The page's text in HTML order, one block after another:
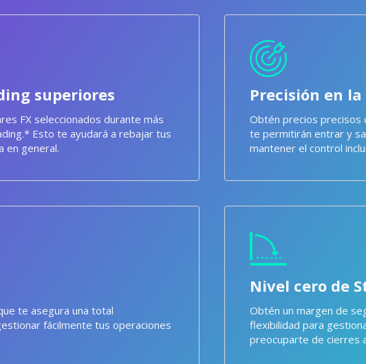
superiores
FX seleccionados durante más
Esto te ayudará a rebajar tus
en general.
Precisión en
Obtén precios precisos
te permitirán entrar y
mantener el control
te asegura una total
fácilmente tus operaciones
Nivel cero de
Obtén un margen de
flexibilidad para
preocuparte de cierres